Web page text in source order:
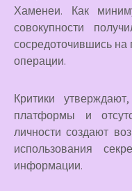
Хаменеи. Как
совокупности
сосредоточившись на
операции.
Критики
платформы и
личности создают
использования
информации.